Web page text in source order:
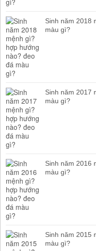
Sinh năm 2018
màu gì?
Sinh năm 2017
màu gì?
Sinh năm 2016
màu gì?
Sinh năm 2015
màu gì?